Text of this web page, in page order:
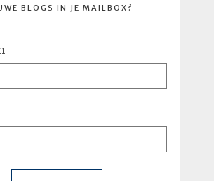
BLOGS IN JE MAILBOX?